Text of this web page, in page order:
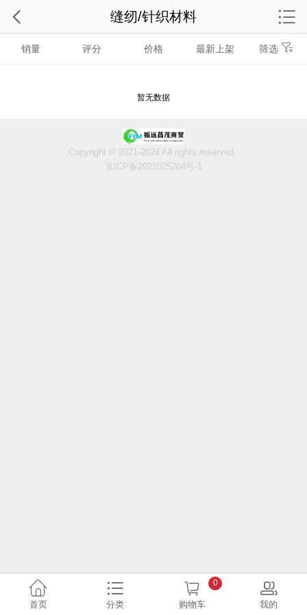
销量 评分 价格 最新上架 筛选
暂无数据
缝纫/针织材料
Copyright © 2021-2024 All rights reserved.
京ICP备2021025204号-1
首页 分类 购物车
0
我的